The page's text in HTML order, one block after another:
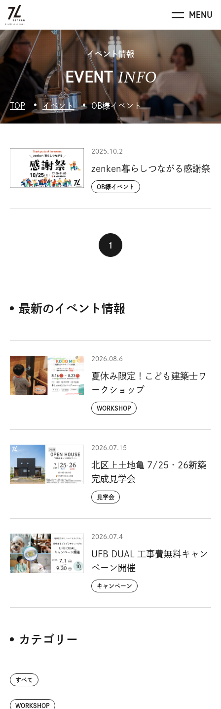
イベント情報
EVENTINFO
TOP イベント OB様イベント
2025.10.2
zenken暮らしつながる感謝祭
OB様イベント
1
最新のイベント情報
2026.08.6
夏休み限定！こども建築士ワ
ークショップ
WORKSHOP
2026.07.15
北区上土地亀 7/25・26新築
完成見学会
見学会
2026.07.4
UFB DUAL 工事費無料キャン
ペーン開催
キャンペーン
カテゴリー
すべて
WORKSHOP